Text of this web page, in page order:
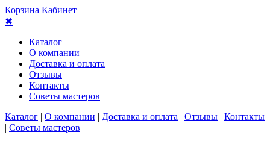
Корзина Кабинет
✖
Каталог
О компании
Доставка и оплата
Отзывы
Контакты
Советы мастеров
Каталог | О компании | Доставка и оплата | Отзывы | Контакты
| Советы мастеров